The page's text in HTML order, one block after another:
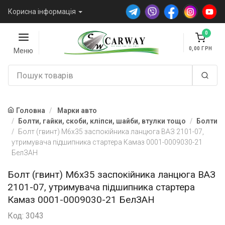
Корисна інформація
Меню
0
0,00
Головна
Марки авто
Болти, гайки, скоби, кліпси, шайби, втулки тощо
Болти
Болт (гвинт) М6х35 заспокійника ланцюга ВАЗ 2101-07,
утримувача підшипника стартера Камаз 0001-0009030-21
БелЗАН
Болт (гвинт) М6х35 заспокійника ланцюга ВАЗ
2101-07, утримувача підшипника стартера
Камаз 0001-0009030-21 БелЗАН
Код: 3043